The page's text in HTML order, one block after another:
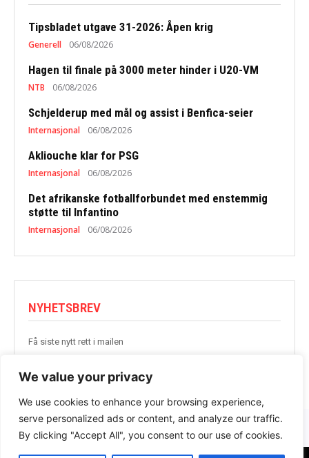
We value your privacy
We use cookies to enhance your browsing experience,
serve personalized ads or content, and analyze our traffic.
By clicking "Accept All", you consent to our use of cookies.
Tipsbladet utgave 31-2026: Åpen krig
Generell 06/08/2026
Hagen til finale på 3000 meter hinder i U20-VM
NTB 06/08/2026
Schjelderup med mål og assist i Benfica-seier
Internasjonal 06/08/2026
Akliouche klar for PSG
Internasjonal 06/08/2026
Det afrikanske fotballforbundet med enstemmig
støtte til Infantino
Internasjonal 06/08/2026
NYHETSBREV
Få siste nytt rett i mailen